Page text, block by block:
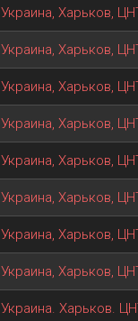
Украина, Харьков,
Украина, Харьков,
Украина, Харьков,
Украина, Харьков,
Украина, Харьков,
Украина, Харьков,
Украина, Харьков,
Украина, Харьков,
Украина. Харьков.